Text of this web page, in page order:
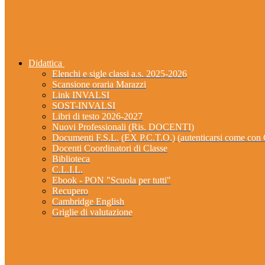
Didattica
Elenchi e sigle classi a.s. 2025-2026
Scansione oraria Marazzi
Link INVALSI
SOST-INVALSI
Libri di testo 2026-2027
Nuovi Professionali (Ris. DOCENTI)
Documenti F.S.L. (EX P.C.T.O.) (autenticarsi come
Docenti Coordinatori di Classe
Biblioteca
C.L.I.L.
Ebook - PON "Scuola per tutti"
Recupero
Cambridge English
Griglie di valutazione